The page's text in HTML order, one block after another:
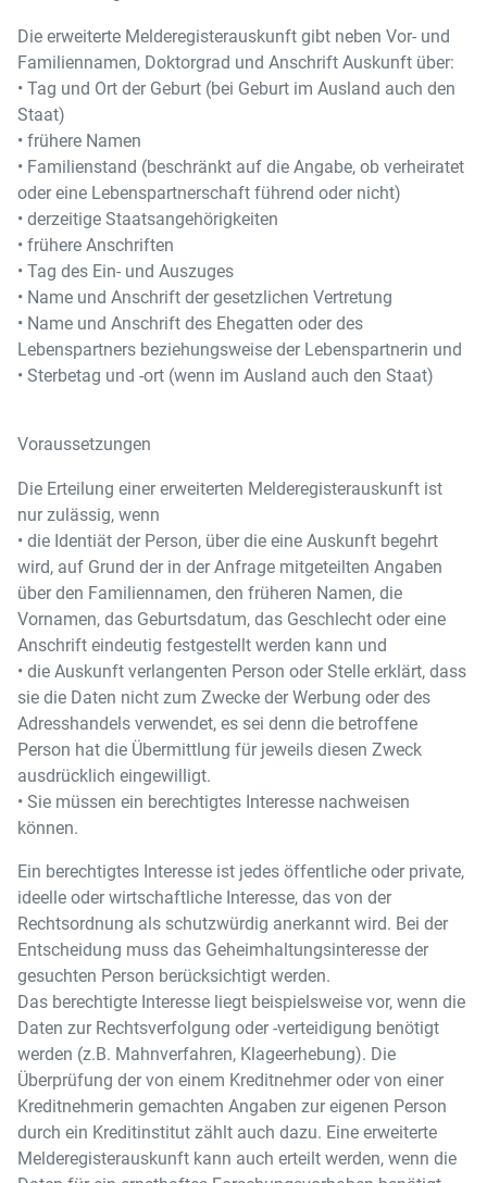
Die erweiterte Melderegisterauskunft gibt neben Vor- und
Familiennamen, Doktorgrad und Anschrift Auskunft über:
• Tag und Ort der Geburt (bei Geburt im Ausland auch den
Staat)
• frühere Namen
• Familienstand (beschränkt auf die Angabe, ob verheiratet
oder eine Lebenspartnerschaft führend oder nicht)
• derzeitige Staatsangehörigkeiten
• frühere Anschriften
• Tag des Ein- und Auszuges
• Name und Anschrift der gesetzlichen Vertretung
• Name und Anschrift des Ehegatten oder des
Lebenspartners beziehungsweise der Lebenspartnerin und
• Sterbetag und -ort (wenn im Ausland auch den Staat)
Voraussetzungen
Die Erteilung einer erweiterten Melderegisterauskunft ist
nur zulässig, wenn
• die Identiät der Person, über die eine Auskunft begehrt
wird, auf Grund der in der Anfrage mitgeteilten Angaben
über den Familiennamen, den früheren Namen, die
Vornamen, das Geburtsdatum, das Geschlecht oder eine
Anschrift eindeutig festgestellt werden kann und
• die Auskunft verlangenten Person oder Stelle erklärt, dass
sie die Daten nicht zum Zwecke der Werbung oder des
Adresshandels verwendet, es sei denn die betroffene
Person hat die Übermittlung für jeweils diesen Zweck
ausdrücklich eingewilligt.
• Sie müssen ein berechtigtes Interesse nachweisen
können.
Ein berechtigtes Interesse ist jedes öffentliche oder private,
ideelle oder wirtschaftliche Interesse, das von der
Rechtsordnung als schutzwürdig anerkannt wird. Bei der
Entscheidung muss das Geheimhaltungsinteresse der
gesuchten Person berücksichtigt werden.
Das berechtigte Interesse liegt beispielsweise vor, wenn die
Daten zur Rechtsverfolgung oder -verteidigung benötigt
werden (z.B. Mahnverfahren, Klageerhebung). Die
Überprüfung der von einem Kreditnehmer oder von einer
Kreditnehmerin gemachten Angaben zur eigenen Person
durch ein Kreditinstitut zählt auch dazu. Eine erweiterte
Melderegisterauskunft kann auch erteilt werden, wenn die